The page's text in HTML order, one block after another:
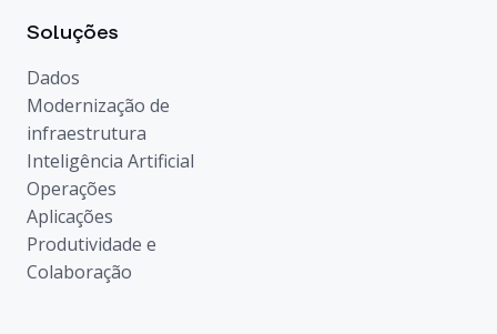
Soluções
Dados
Modernização de
infraestrutura
Inteligência Artificial
Operações
Aplicações
Produtividade e
Colaboração